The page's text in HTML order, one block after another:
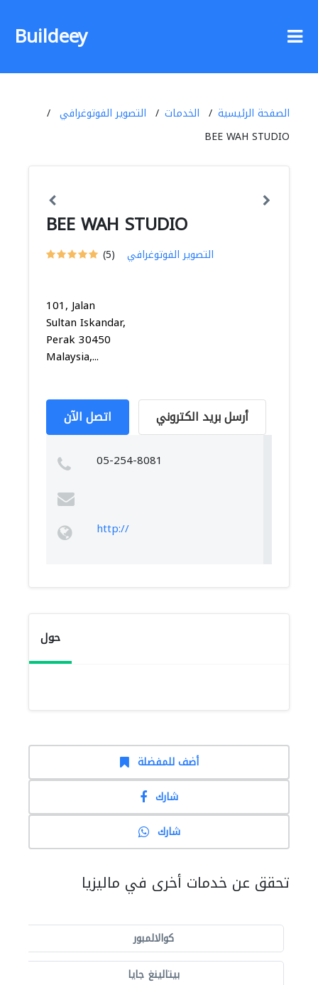
Buildeey
الصفحة الرئيسية الخدمات
التصوير الفوتوغرافي
BEE WAH STUDIO
BEE WAH STUDIO
(5) التصوير الفوتوغرافي
101, Jalan
Sultan Iskandar,
Perak 30450
Malaysia,...
اتصل الآن أرسل بريد الكتروني
05-254-8081
http://
حول
أضف للمفضلة
شارك
شارك
تحقق عن خدمات أخرى في ماليزيا
كوالالمبور
بيتالينغ جايا